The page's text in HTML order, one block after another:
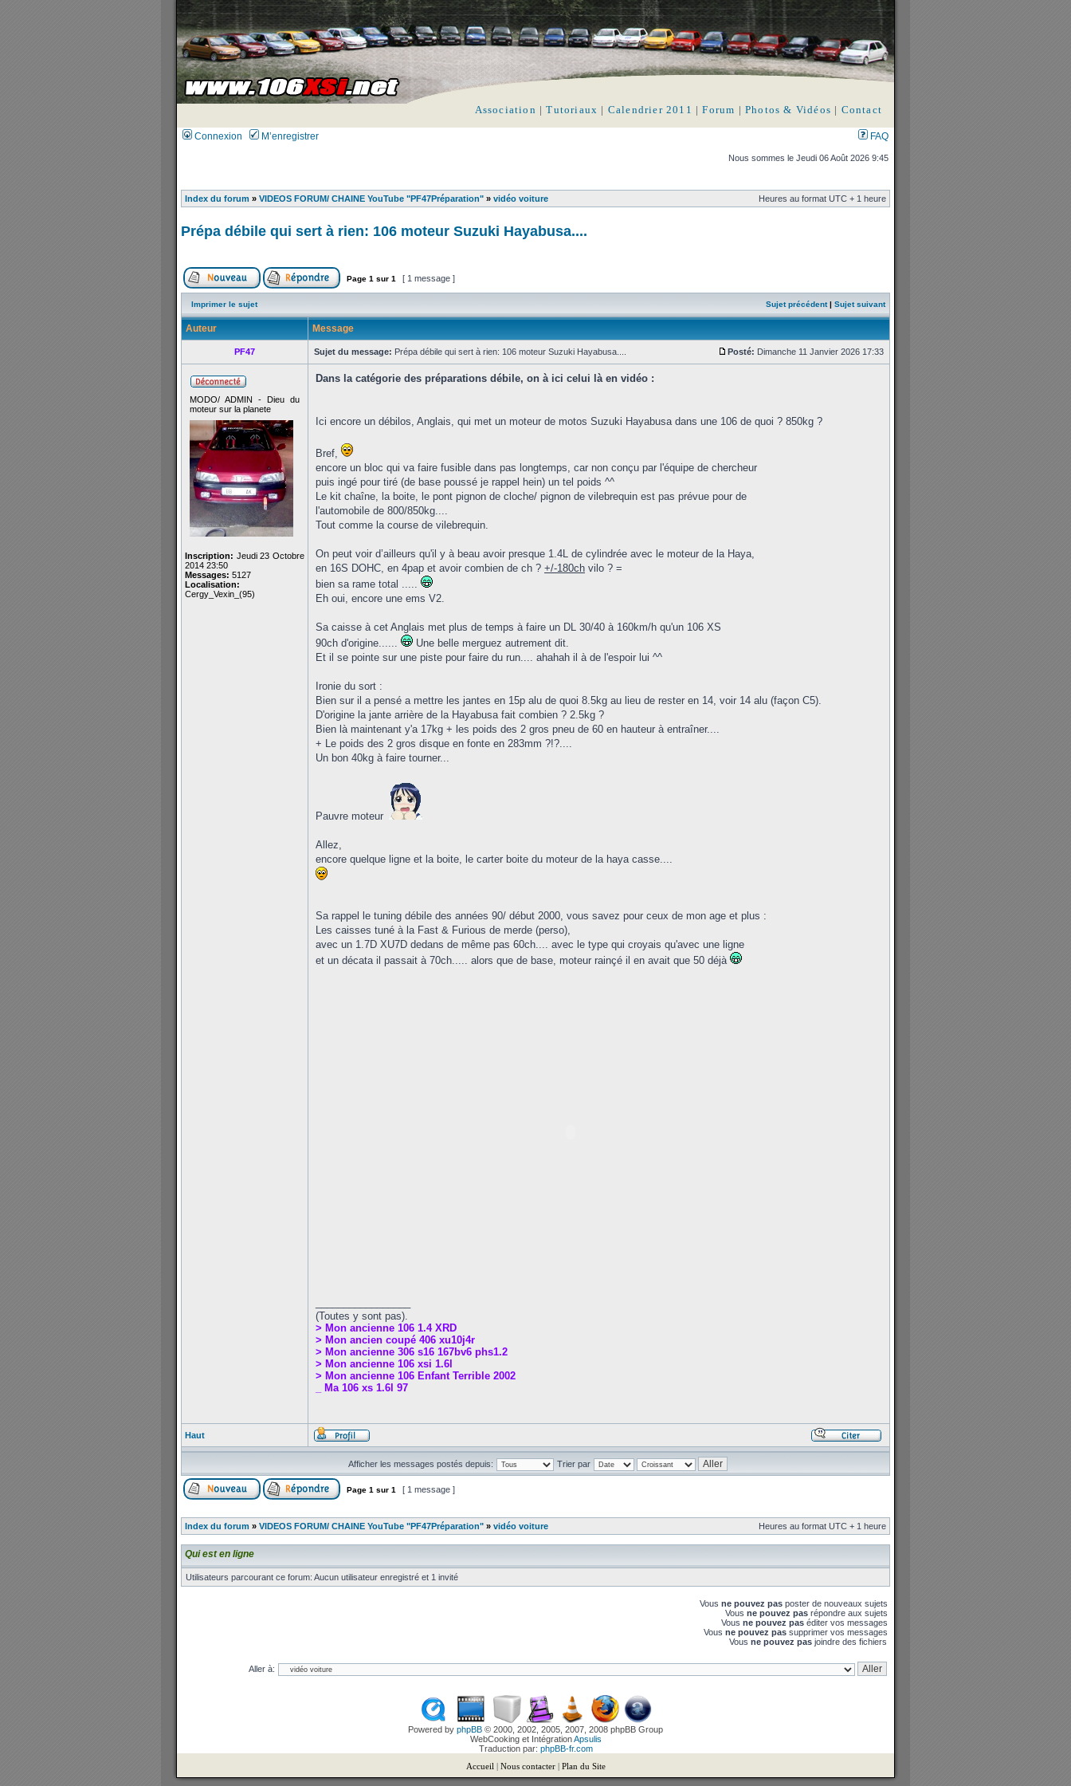
Association |Tutoriaux | Calendrier 2011 |Forum | Photos & Vidéos | Contact
Connexion M’enregistrer FAQ
Nous sommes le Jeudi 06 Août 2026 9:45
Index du forum » VIDEOS FORUM/ CHAINE YouTube "PF47Préparation" » vidéo voiture Heures au format UTC + 1 heure
Prépa débile qui sert à rien: 106 moteur Suzuki Hayabusa....
Page 1 sur 1 [ 1 message ]
Imprimer le sujet Sujet précédent| Sujet suivant
Auteur Message
PF47 Sujet du message: Prépa débile qui sert à rien: 106 moteur Suzuki Hayabusa.... Posté: Dimanche 11 Janvier 2026 17:33
MODO/ ADMIN - Dieu du
moteur sur la planete
Inscription: Jeudi 23 Octobre
2014 23:50
Messages: 5127
Localisation:
Cergy_Vexin_(95)
Dans la catégorie des préparations débile, on à ici celui là en vidéo :
Ici encore un débilos, Anglais, qui met un moteur de motos Suzuki Hayabusa dans une 106 de quoi ? 850kg ?
Bref,
encore un bloc qui va faire fusible dans pas longtemps, car non conçu par l'équipe de chercheur
puis ingé pour tiré (de base poussé je rappel hein) un tel poids ^^
Le kit chaîne, la boite, le pont pignon de cloche/ pignon de vilebrequin est pas prévue pour de
l'automobile de 800/850kg....
Tout comme la course de vilebrequin.
On peut voir d’ailleurs qu'il y à beau avoir presque 1.4L de cylindrée avec le moteur de la Haya,
en 16S DOHC, en 4pap et avoir combien de ch ? +/-180ch vilo ? =
bien sa rame total .....
Eh oui, encore une ems V2.
Sa caisse à cet Anglais met plus de temps à faire un DL 30/40 à 160km/h qu'un 106 XS
90ch d'origine......
Une belle merguez autrement dit.
Et il se pointe sur une piste pour faire du run.... ahahah il à de l'espoir lui ^^
Ironie du sort :
Bien sur il a pensé a mettre les jantes en 15p alu de quoi 8.5kg au lieu de rester en 14, voir 14 alu (façon C5).
D'origine la jante arrière de la Hayabusa fait combien ? 2.5kg ?
Bien là maintenant y'a 17kg + les poids des 2 gros pneu de 60 en hauteur à entraîner....
+ Le poids des 2 gros disque en fonte en 283mm ?!?....
Un bon 40kg à faire tourner...
Pauvre moteur
Allez,
encore quelque ligne et la boite, le carter boite du moteur de la haya casse....
Sa rappel le tuning débile des années 90/ début 2000, vous savez pour ceux de mon age et plus :
Les caisses tuné à la Fast & Furious de merde (perso),
avec un 1.7D XU7D dedans de même pas 60ch.... avec le type qui croyais qu'avec une ligne
et un décata il passait à 70ch..... alors que de base, moteur rainçé il en avait que 50 déjà
(Toutes y sont pas).
> Mon ancienne 106 1.4 XRD
> Mon ancien coupé 406 xu10j4r
> Mon ancienne 306 s16 167bv6 phs1.2
> Mon ancienne 106 xsi 1.6l
> Mon ancienne 106 Enfant Terrible 2002
_ Ma 106 xs 1.6l 97
Haut
Afficher les messages postés depuis: Trier par
Page 1 sur 1 [ 1 message ]
Index du forum » VIDEOS FORUM/ CHAINE YouTube "PF47Préparation" » vidéo voiture Heures au format UTC + 1 heure
Qui est en ligne
Utilisateurs parcourant ce forum: Aucun utilisateur enregistré et 1 invité
Vous ne pouvez pas poster de nouveaux sujets
Vous ne pouvez pas répondre aux sujets
Vous ne pouvez pas éditer vos messages
Vous ne pouvez pas supprimer vos messages
Vous ne pouvez pas joindre des fichiers
Aller à:
Powered by phpBB © 2000, 2002, 2005, 2007, 2008 phpBB Group
WebCooking et IntégrationApsulis
Traduction par: phpBB-fr.com
Accueil | Nous contacter| Plan du Site